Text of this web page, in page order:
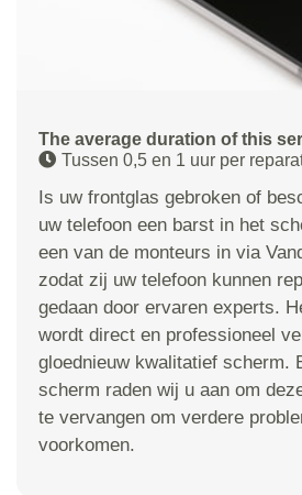
The average duration of this
Tussen 0,5 en 1 uur per
Is uw frontglas gebroken of
uw telefoon een barst in het
een van de monteurs in via
zodat zij uw telefoon kunnen
gedaan door ervaren experts.
wordt direct en professioneel
gloednieuw kwalitatief scherm.
scherm raden wij u aan om
te vervangen om verdere
voorkomen.